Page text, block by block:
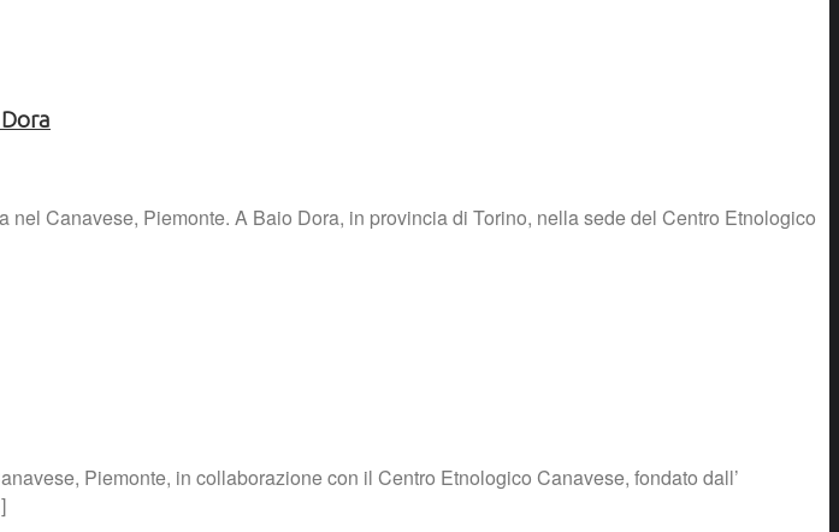
Canavese, Piemonte. A Baio Dora, in provincia di Torino, nella sede del Centro Etnologico
Piemonte, in collaborazione con il Centro Etnologico Canavese, fondato dall’